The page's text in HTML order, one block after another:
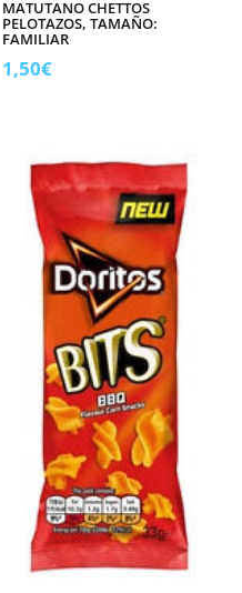
MATUTANO CHETTOS
PELOTAZOS, TAMAÑO:
FAMILIAR
1,50€